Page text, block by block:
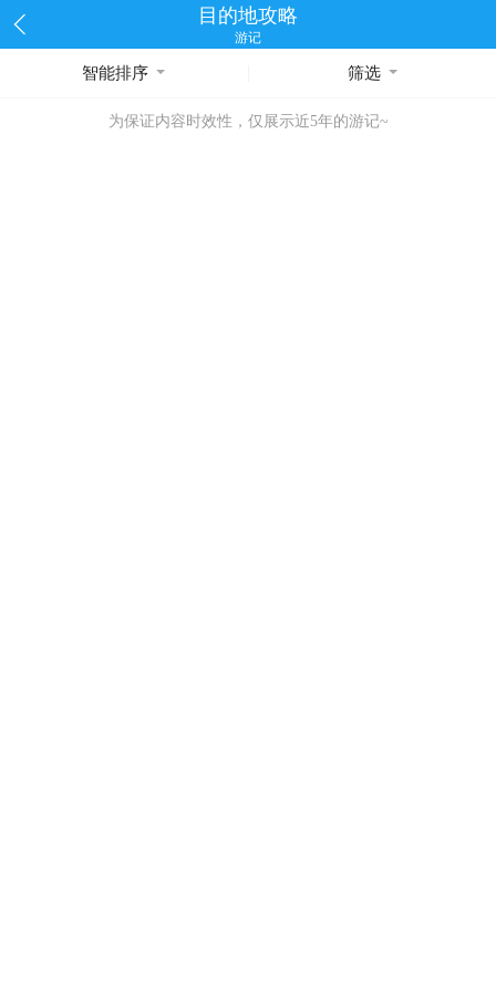
目的地攻略
游记
智能排序 筛选
为保证内容时效性，仅展示近5年的游记~